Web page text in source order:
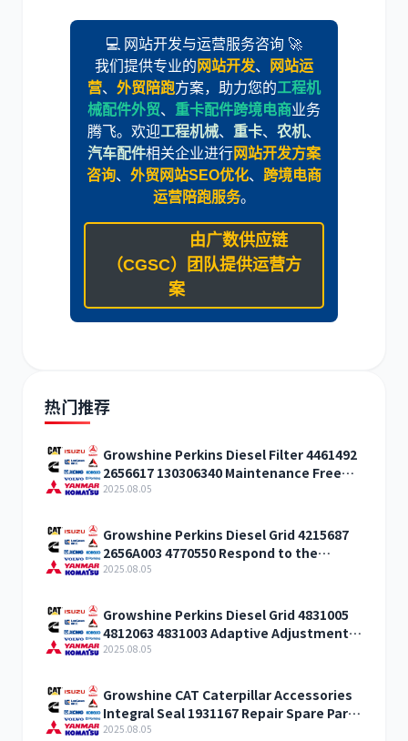
💻 网站开发与运营服务咨询 🚀
我们提供专业的 网站开发、
网站运
营、 外贸陪跑方案，助力您的工程机
械配件外贸、 重卡配件跨境电商业务
腾飞。欢迎工程机械、 重卡、 农机、
汽车配件相关企业进行网站开发方案
咨询、 外贸网站SEO优化、 跨境电商
运营陪跑服务。
由广数供应链
（CGSC）团队提供运营方
案
热门推荐
Growshine Perkins Diesel Filter 4461492
2656617 130306340 Maintenance Free
Offer
2025.08.05
Growshine Perkins Diesel Grid 4215687
2656A003 4770550 Respond to the
discount
2025.08.05
Growshine Perkins Diesel Grid 4831005
4812063 4831003 Adaptive Adjustment
Discount
2025.08.05
Growshine CAT Caterpillar Accessories
Integral Seal 1931167 Repair Spare Parts
Gansu
2025.08.05